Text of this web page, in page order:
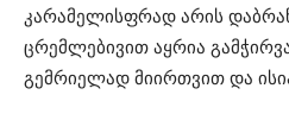
კარამელისფრად არის
ცრემლებივით აყრია
გემრიელად მიირთვით და